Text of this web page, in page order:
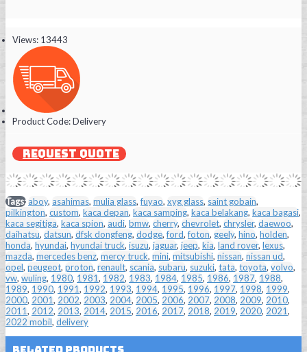
Views: 13443
Product Code:Delivery
REQUEST QUOTE
Tags:aboy, asahimas, mulia glass,fuyao, xyg glass, saint gobain,
pilkington, custom, kaca depan, kaca samping, kaca belakang, kaca bagasi,
kaca segitiga, kaca spion, audi, bmw, cherry, chevrolet, chrysler, daewoo,
daihatsu, datsun, dfsk dongfeng, dodge,ford,foton, geely, hino, holden,
honda, hyundai, hyundai truck, isuzu, jaguar, jeep, kia, land rover, lexus,
mazda, mercedes benz, mercy truck, mini, mitsubishi, nissan, nissan ud,
opel, peugeot, proton, renault, scania, subaru, suzuki, tata, toyota, volvo,
vw, wuling, 1980, 1981, 1982, 1983, 1984, 1985, 1986, 1987, 1988,
1989, 1990, 1991, 1992, 1993, 1994, 1995, 1996, 1997, 1998, 1999,
2000, 2001, 2002, 2003, 2004, 2005, 2006, 2007, 2008, 2009, 2010,
2011, 2012, 2013, 2014, 2015, 2016, 2017, 2018, 2019, 2020, 2021,
2022 mobil, delivery